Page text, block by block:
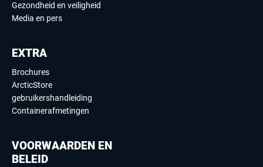
Gezondheid en veiligheid
Media en pers
EXTRA
Brochures
ArcticStore
gebruikershandleiding
Containerafmetingen
VOORWAARDEN EN
BELEID